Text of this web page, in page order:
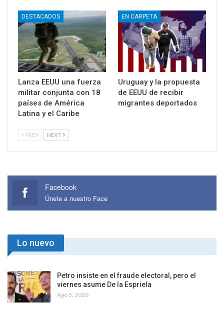
DESTACADOS
Lanza EEUU una fuerza
militar conjunta con 18
países de América
Latina y el Caribe
EN CARPETA
Uruguay y la propuesta
de EEUU de recibir
migrantes deportados
PREV NEXT
Facebook
Únete a nuestro Face
Lo nuevo
Petro insiste en el fraude electoral, pero el
viernes asume De la Espriela
Ago 5, 2026